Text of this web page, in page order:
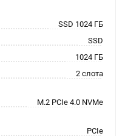
SSD 1024 ГБ
SSD
1024 ГБ
2 слота
M.2 PCIe 4.0 NVMe
PCIe